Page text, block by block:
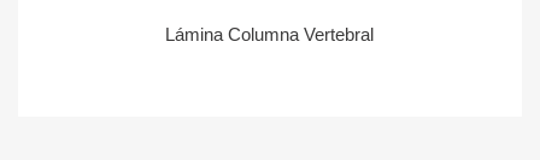
Lámina Columna Vertebral